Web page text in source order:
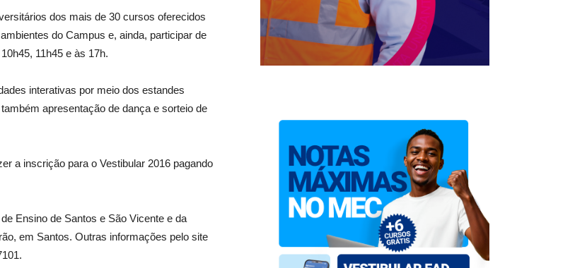
dos mais de 30 cursos oferecidos
do Campus e, ainda, participar de
11h45 e às 17h.
interativas por meio dos estandes
apresentação de dança e sorteio de
a inscrição para o Vestibular 2016 pagando
Ensino de Santos e São Vicente e da
em Santos. Outras informações pelo site